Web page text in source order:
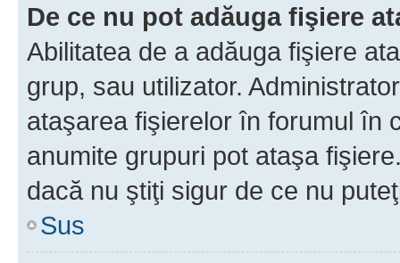
De ce nu pot adăuga fişiere
Abilitatea de a adăuga fişiere
grup, sau utilizator.
ataşarea fişierelor în forumul în
anumite grupuri pot ataşa
dacă nu ştiţi sigur de ce nu
Sus